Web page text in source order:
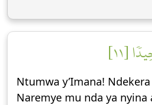
[١١]
Ntumwa y’Imana!
Naremye mu nda ya nyina